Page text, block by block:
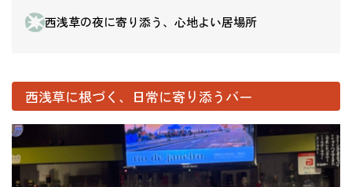
西浅草の夜に寄り添う、心地よい居場所
西浅草に根づく、日常に寄り添うバー